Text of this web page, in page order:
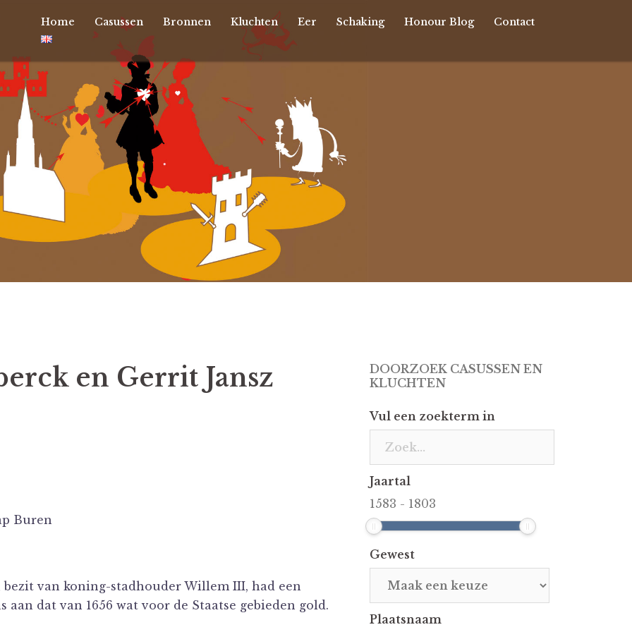
Home Casussen Bronnen Kluchten Eer Schaking Honour Blog Contact
en Gerrit Jansz
Buren
van koning-stadhouder Willem III, had een
dat van 1656 wat voor de Staatse gebieden gold.
DOORZOEK CASUSSEN EN
KLUCHTEN
Vul een zoekterm in
Jaartal
1583 - 1803
Gewest
Plaatsnaam